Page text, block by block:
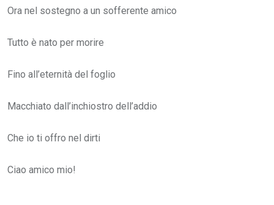
Ora nel sostegno a un sofferente amico
Tutto è nato per morire
Fino all’eternità del foglio
Macchiato dall’inchiostro dell’addio
Che io ti offro nel dirti
Ciao amico mio!